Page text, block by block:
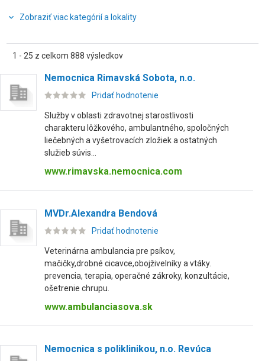
Zobraziť viac kategórií a lokality
1 - 25 z celkom 888 výsledkov
Nemocnica Rimavská Sobota, n.o.
Pridať hodnotenie
Služby v oblasti zdravotnej starostlivosti
charakteru lôžkového, ambulantného, spoločných
liečebných a vyšetrovacích zložiek a ostatných
služieb súvis...
www.rimavska.nemocnica.com
MVDr.Alexandra Bendová
Pridať hodnotenie
Veterinárna ambulancia pre psíkov,
mačičky,drobné cicavce,obojživelníky a vtáky.
prevencia, terapia, operačné zákroky, konzultácie,
ošetrenie chrupu.
www.ambulanciasova.sk
Nemocnica s poliklinikou, n.o. Revúca